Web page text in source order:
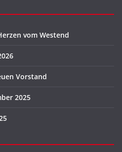
vom Westend
Vorstand
2025